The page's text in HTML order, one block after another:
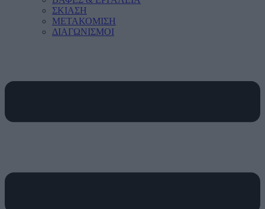
ΣΚΙΑΣΗ
ΜΕΤΑΚΟΜΙΣΗ
ΔΙΑΓΩΝΙΣΜΟΙ